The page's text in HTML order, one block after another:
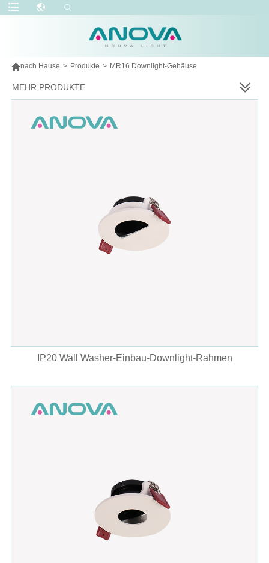
nach Hause > Produkte > MR16 Downlight-Gehäuse
MEHR PRODUKTE
IP20 Wall Washer-Einbau-Downlight-Rahmen